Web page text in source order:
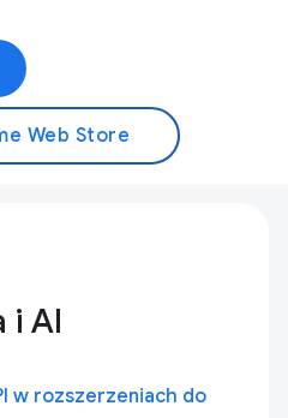
Web Store
i AI
w rozszerzeniach do